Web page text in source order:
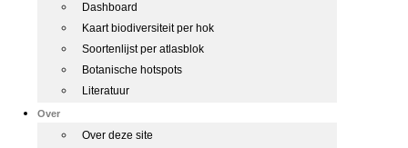
Dashboard
Kaart biodiversiteit per hok
Soortenlijst per atlasblok
Botanische hotspots
Literatuur
Over
Over deze site